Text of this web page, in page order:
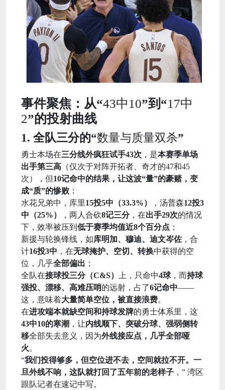
事件聚焦：从“43中10”到“17中
2”的投射曲线
1. 全队三分的“数量与质量双杀”
勇士本场在三分线外疯狂试手43次 ，是本赛季单场
出手第三高 （仅次于对阵开拓者、奇才的47和45
次），但10记命中的结果，让这波“量”的豪赌，变
成“质”的惨败 ：
水花兄弟中，库里15投5中（33.3%） ，汤普森12投3
中（25%）
，两人合砍8记三分，在出手29次的情况
下，效率被压到 低于赛季均值近8个百分点 ；
新援与轮换锋线，如库明加、穆迪、迪文岑佐 ，合
计16投3中 ，在无球掩护、空切、转换中获得的空
位，几乎全部偏出 ；
全队在接球投三分（C&S） 上，只命中4球，而持球
强投、漂移、高难压哨的远射，占了6记命中——
这，意味着大量简单空位，被直接浪费。
在进攻端本就缺空间和持球发牌的勇士体系里，这
43中10的寒潮 ，让内线顺下、突破分球、强弱侧转
移全部失去意义，因为外线接应点，几乎全部哑
火。
“我们投得够多，但空位进不去，空间就拉不开。一
旦外线不响，这队就打回了五年前的老样子 ，” 湾区
跟队记者在速记中写。